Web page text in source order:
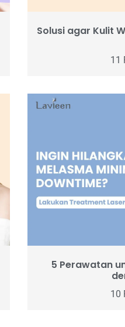
Solusi agar Kulit
11
5 Perawatan
10